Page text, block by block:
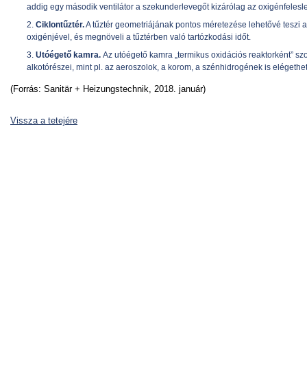
addig egy második ventilátor a szekunderlevegőt kizárólag az
Ciklontűztér.A tűztér geometriájának pontos méretezése lehetővé
oxigénjével, és megnöveli a tűztérben való tartózkodási időt.
Utóégető kamra. Az utóégető kamra „termikus oxidációs reaktorként”
alkotórészei, mint pl. az aeroszolok, a korom, a szénhidrogének is
(Forrás: Sanitär + Heizungstechnik, 2018. január)
Vissza a tetejére